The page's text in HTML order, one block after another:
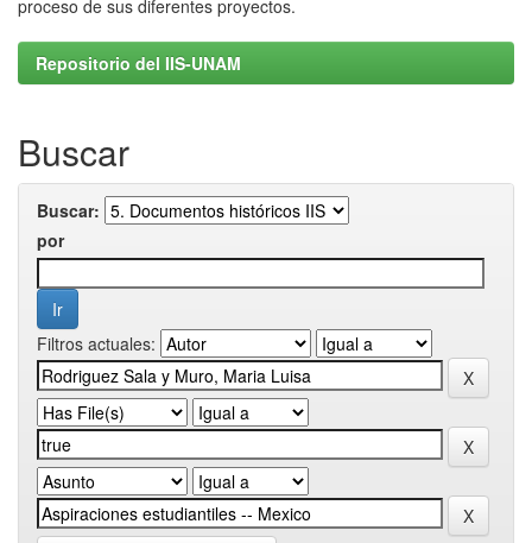
proceso de sus diferentes proyectos.
Repositorio del IIS-UNAM
Buscar
Buscar:
por
Filtros actuales: